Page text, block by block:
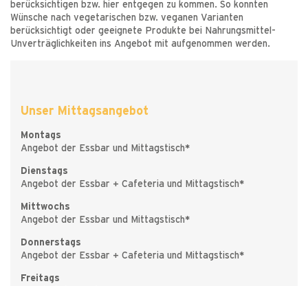
berücksichtigen bzw. hier entgegen zu kommen. So konnten
Wünsche nach vegetarischen bzw. veganen Varianten
berücksichtigt oder geeignete Produkte bei Nahrungsmittel-
Unverträglichkeiten ins Angebot mit aufgenommen werden.
Unser Mittagsangebot
Montags
Angebot der Essbar und Mittagstisch*
Dienstags
Angebot der Essbar + Cafeteria und Mittagstisch*
Mittwochs
Angebot der Essbar und Mittagstisch*
Donnerstags
Angebot der Essbar + Cafeteria und Mittagstisch*
Freitags